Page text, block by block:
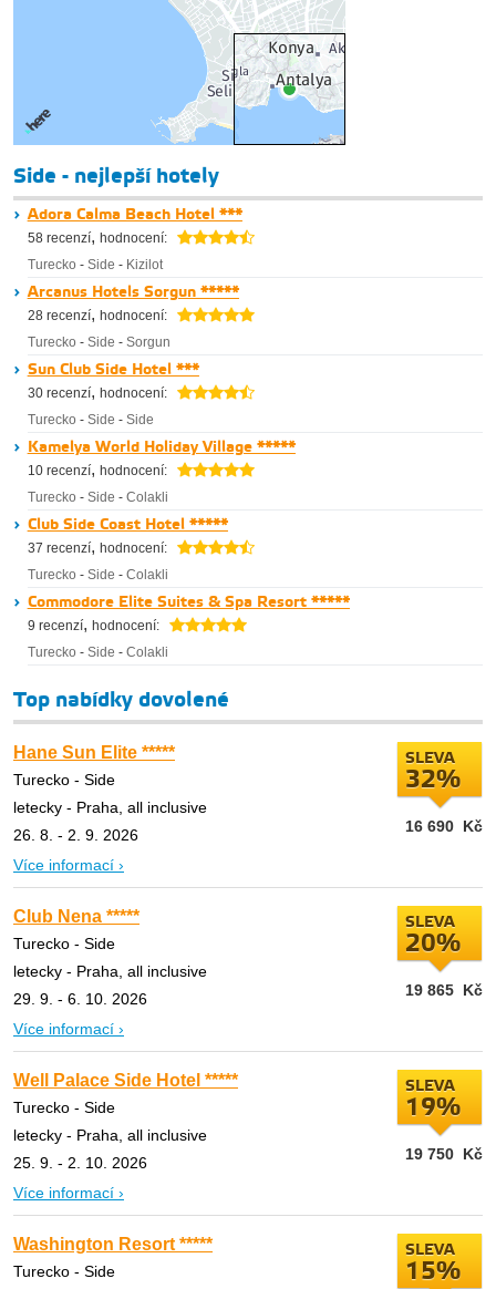
Side - nejlepší hotely
Adora Calma Beach Hotel ***
58 recenzí, hodnocení:
Turecko - Side - Kizilot
Arcanus Hotels Sorgun *****
28 recenzí, hodnocení:
Turecko - Side - Sorgun
Sun Club Side Hotel ***
30 recenzí, hodnocení:
Turecko - Side - Side
Kamelya World Holiday Village *****
10 recenzí, hodnocení:
Turecko - Side - Colakli
Club Side Coast Hotel *****
37 recenzí, hodnocení:
Turecko - Side - Colakli
Commodore Elite Suites & Spa Resort *****
9 recenzí, hodnocení:
Turecko - Side - Colakli
Top nabídky dovolené
Hane Sun Elite *****
Turecko - Side
letecky - Praha, all inclusive
26. 8. - 2. 9. 2026
Více informací ›
SLEVA
32%
16 690 Kč
Club Nena *****
Turecko - Side
letecky - Praha, all inclusive
29. 9. - 6. 10. 2026
Více informací ›
SLEVA
20%
19 865 Kč
Well Palace Side Hotel *****
Turecko - Side
letecky - Praha, all inclusive
25. 9. - 2. 10. 2026
Více informací ›
SLEVA
19%
19 750 Kč
Washington Resort *****
Turecko - Side
SLEVA
15%